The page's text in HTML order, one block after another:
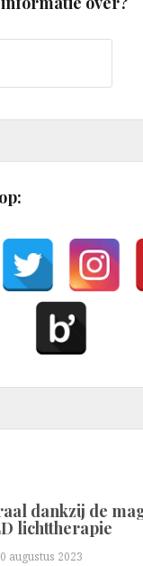
dankzij de
lichttherapie
augustus 2023